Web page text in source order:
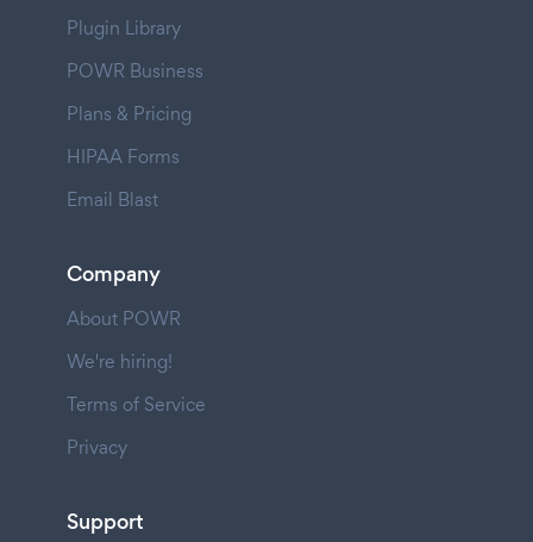
Plugin Library
POWR Business
Plans & Pricing
HIPAA Forms
Email Blast
Company
About POWR
We're hiring!
Terms of Service
Privacy
Support